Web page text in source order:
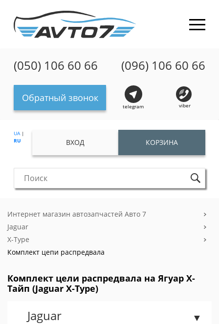
(050) 106 60 66 (096) 106 60 66
Обратный звонок
telegram viber
UA|
RU
ВХОД КОРЗИНА
Интернет магазин автозапчастей Авто 7
Jaguar
X-Type
Комплект цепи распредвала
Комплект цели распредвала на Ягуар Х-
Тайп (Jaguar X-Type)
Jaguar